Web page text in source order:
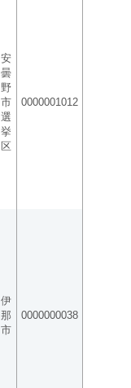
安
曇
野
市
選
挙
区
0000001012
伊
那
市
0000000038